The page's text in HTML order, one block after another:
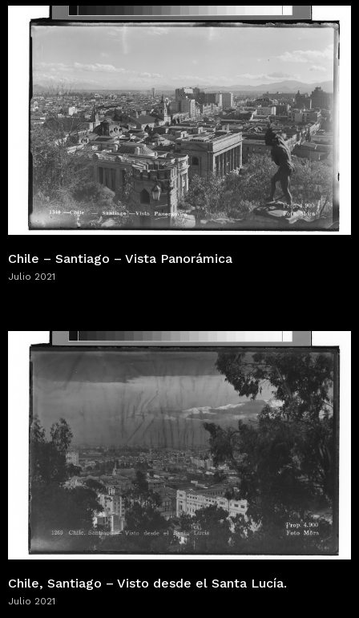
Chile – Santiago – Vista Panorámica
Julio 2021
Chile, Santiago – Visto desde el Santa Lucía.
Julio 2021